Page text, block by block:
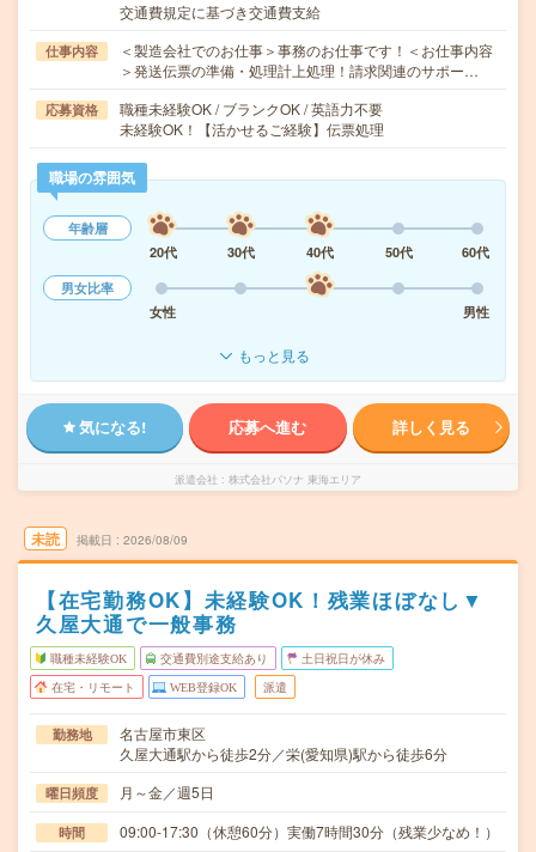
交通費規定に基づき交通費支給
仕事内容
＜製造会社でのお仕事＞事務のお仕事です！＜お仕事内容
＞発送伝票の準備・処理計上処理！請求関連のサポー…
応募資格
職種未経験OK / ブランクOK / 英語力不要
未経験OK！【活かせるご経験】伝票処理
職場の雰囲気
年齢層
20代
30代 40代 50代
60代
男女比率
女性
男性
もっと見る
気になる! 応募へ進む 詳しく見る
派遣会社 株式会社パソナ 東海エリア
未読 掲載日 2026/08/09
【在宅勤務OK】未経験OK！残業ほぼなし▼
久屋大通で一般事務
職種未経験OK 交通費別途支給あり 土日祝日が休み
在宅・リモート WEB登録OK 派遣
勤務地
名古屋市東区
久屋大通駅から徒歩2分／栄(愛知県)駅から徒歩6分
曜日頻度 月～金／週5日
時間 09:00-17:30（休憩60分）実働7時間30分（残業少なめ！）